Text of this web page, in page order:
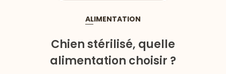
ALIMENTATION
Chien stérilisé, quelle
alimentation choisir ?